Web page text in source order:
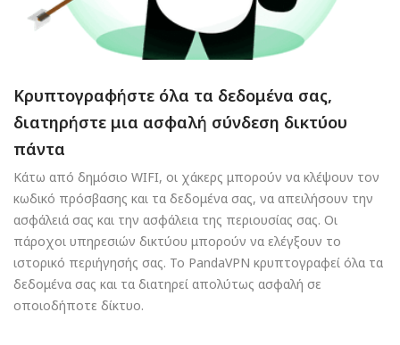
Κρυπτογραφήστε όλα τα δεδομένα σας,
διατηρήστε μια ασφαλή σύνδεση δικτύου
πάντα
Κάτω από δημόσιο WIFI, οι χάκερς μπορούν να κλέψουν τον
κωδικό πρόσβασης και τα δεδομένα σας, να απειλήσουν την
ασφάλειά σας και την ασφάλεια της περιουσίας σας. Οι
πάροχοι υπηρεσιών δικτύου μπορούν να ελέγξουν το
ιστορικό περιήγησής σας. Το PandaVPN κρυπτογραφεί όλα τα
δεδομένα σας και τα διατηρεί απολύτως ασφαλή σε
οποιοδήποτε δίκτυο.